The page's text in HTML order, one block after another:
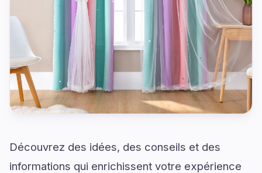
Découvrez des idées, des conseils et des
informations qui enrichissent votre expérience